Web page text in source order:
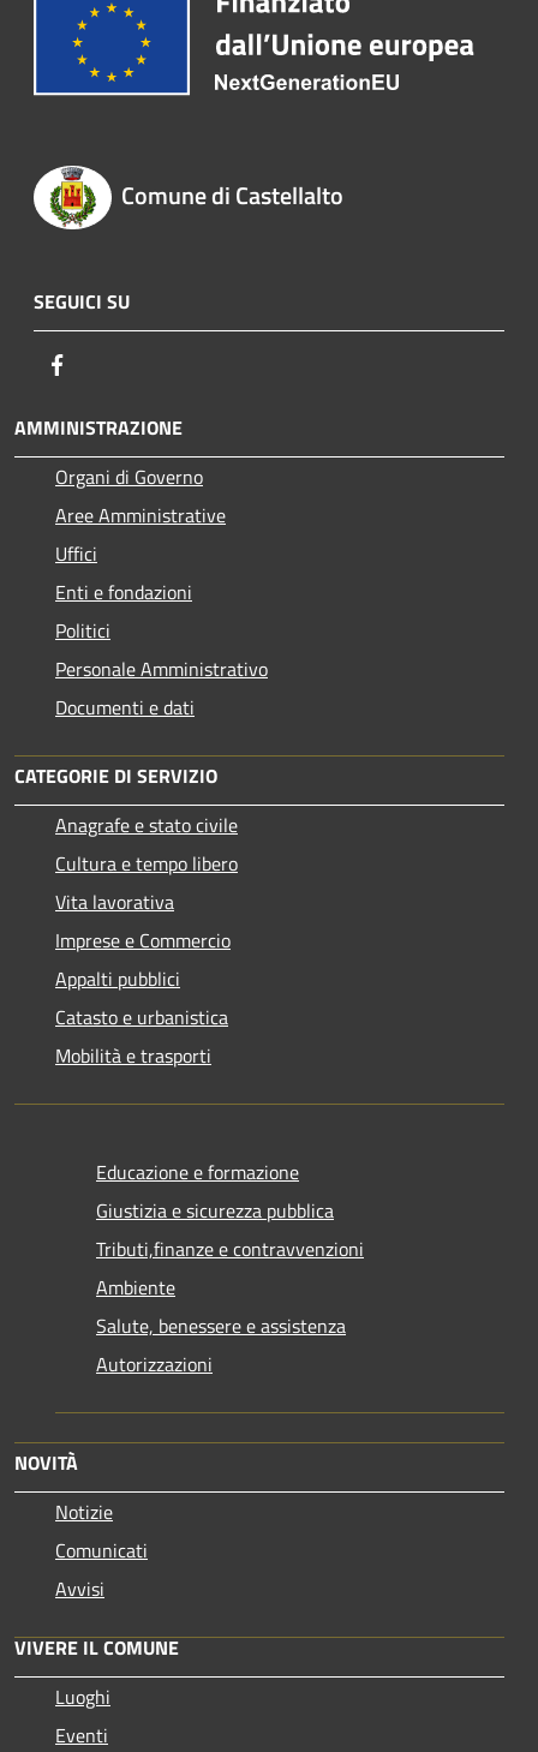
Comune di Castellalto
SEGUICI SU
AMMINISTRAZIONE
Organi di Governo
Aree Amministrative
Uffici
Enti e fondazioni
Politici
Personale Amministrativo
Documenti e dati
CATEGORIE DI SERVIZIO
Anagrafe e stato civile
Cultura e tempo libero
Vita lavorativa
Imprese e Commercio
Appalti pubblici
Catasto e urbanistica
Mobilità e trasporti
Educazione e formazione
Giustizia e sicurezza pubblica
Tributi,finanze e contravvenzioni
Ambiente
Salute, benessere e assistenza
Autorizzazioni
NOVITÀ
Notizie
Comunicati
Avvisi
VIVERE IL COMUNE
Luoghi
Eventi